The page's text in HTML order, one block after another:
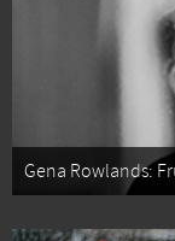
Gena Rowlands: